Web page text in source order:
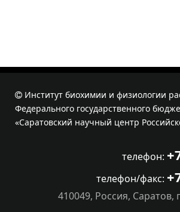
Институт биохимии и физиологии
Федерального государственного
«Саратовский научный центр
телефон:
телефон/факс:
410049, Россия, Саратов,